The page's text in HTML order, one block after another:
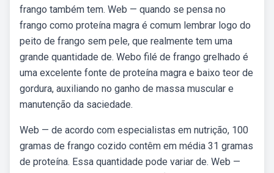
frango também tem. Web — quando se pensa no
frango como proteína magra é comum lembrar logo do
peito de frango sem pele, que realmente tem uma
grande quantidade de. Webo filé de frango grelhado é
uma excelente fonte de proteína magra e baixo teor de
gordura, auxiliando no ganho de massa muscular e
manutenção da saciedade.
Web — de acordo com especialistas em nutrição, 100
gramas de frango cozido contêm em média 31 gramas
de proteína. Essa quantidade pode variar de. Web —